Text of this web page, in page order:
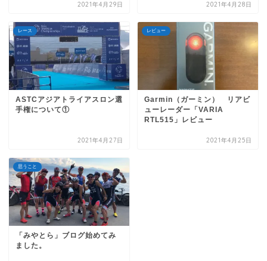
2021年4月29日 2021年4月28日
レース
ASTCアジアトライアスロン選
手権について①
2021年4月27日
レビュー
Garmin（ガーミン） リアビ
ューレーダー「VARIA
RTL515」レビュー
2021年4月25日
思うこと
「みやとら」ブログ始めてみ
ました。